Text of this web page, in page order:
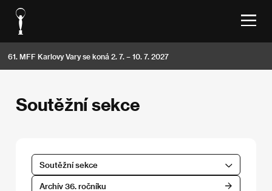
61. MFF Karlovy Vary se koná 2. 7. – 10. 7. 2027
Soutěžní sekce
Soutěžní sekce
Archív 36. ročníku